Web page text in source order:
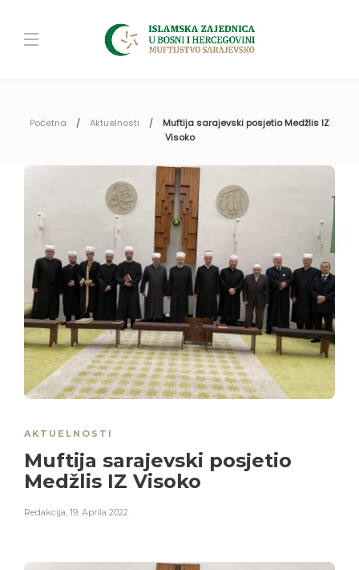
Početna Aktuelnosti
Muftija sarajevski posjetio Medžlis IZ
Visoko
AKTUELNOSTI
Muftija sarajevski posjetio
Medžlis IZ Visoko
Redakcija, 19. Aprila 2022.